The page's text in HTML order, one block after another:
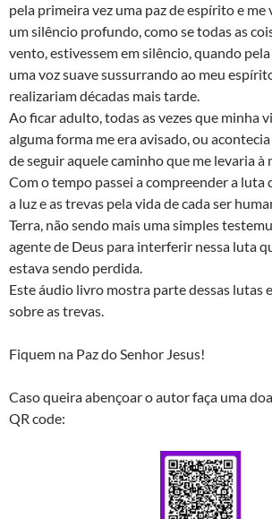
pela primeira vez uma paz de espírito e
um silêncio profundo, como se todas as
vento, estivessem em silêncio, quando
uma voz suave sussurrando ao meu
realizariam décadas mais tarde.
Ao ficar adulto, todas as vezes que minha
alguma forma me era avisado, ou
de seguir aquele caminho que me levaria à
Com o tempo passei a compreender a luta
a luz e as trevas pela vida de cada ser
Terra, não sendo mais uma simples
agente de Deus para interferir nessa luta
estava sendo perdida.
Este áudio livro mostra parte dessas lutas
sobre as trevas.
Fiquem na Paz do Senhor Jesus!
Caso queira abençoar o autor faça uma
QR code: